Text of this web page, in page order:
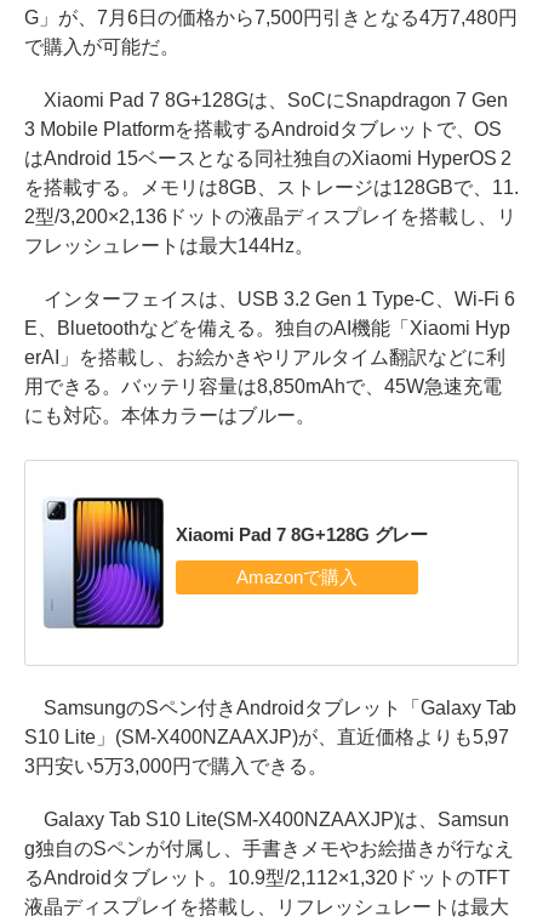
G」が、7月6日の価格から7,500円引きとなる4万7,480円
で購入が可能だ。
Xiaomi Pad 7 8G+128Gは、SoCにSnapdragon 7 Gen
3 Mobile Platformを搭載するAndroidタブレットで、OS
はAndroid 15ベースとなる同社独自のXiaomi HyperOS 2
を搭載する。メモリは8GB、ストレージは128GBで、11.
2型/3,200×2,136ドットの液晶ディスプレイを搭載し、リ
フレッシュレートは最大144Hz。
インターフェイスは、USB 3.2 Gen 1 Type-C、Wi-Fi 6
E、Bluetoothなどを備える。独自のAI機能「Xiaomi Hyp
erAI」を搭載し、お絵かきやリアルタイム翻訳などに利
用できる。バッテリ容量は8,850mAhで、45W急速充電
にも対応。本体カラーはブルー。
Xiaomi Pad 7 8G+128G グレー
SamsungのSペン付きAndroidタブレット「Galaxy Tab
S10 Lite」(SM-X400NZAAXJP)が、直近価格よりも5,97
3円安い5万3,000円で購入できる。
Galaxy Tab S10 Lite(SM-X400NZAAXJP)は、Samsun
g独自のSペンが付属し、手書きメモやお絵描きが行なえ
るAndroidタブレット。10.9型/2,112×1,320ドットのTFT
液晶ディスプレイを搭載し、リフレッシュレートは最大